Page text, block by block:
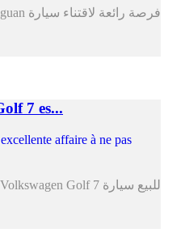
فرصة رائعة لاقتناء سيارة Volkswagen Tiguan ...
7 es...
للبيع سيارة Volkswagen Golf 7 موديل 2015، ب...